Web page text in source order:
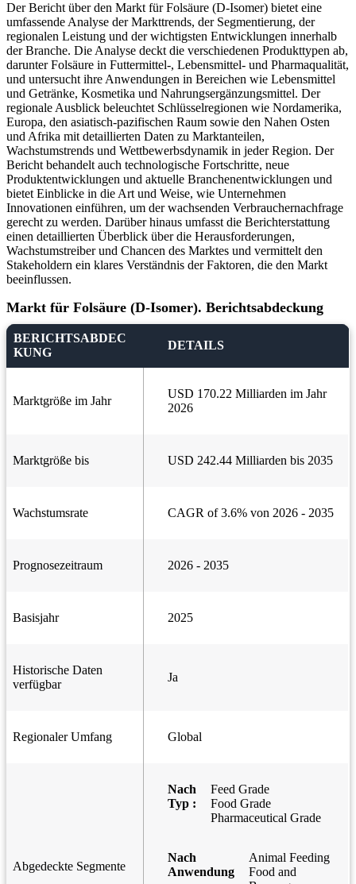
Der Bericht über den Markt für Folsäure (D-Isomer) bietet eine
umfassende Analyse der Markttrends, der Segmentierung, der
regionalen Leistung und der wichtigsten Entwicklungen innerhalb
der Branche. Die Analyse deckt die verschiedenen Produkttypen ab,
darunter Folsäure in Futtermittel-, Lebensmittel- und Pharmaqualität,
und untersucht ihre Anwendungen in Bereichen wie Lebensmittel
und Getränke, Kosmetika und Nahrungsergänzungsmittel. Der
regionale Ausblick beleuchtet Schlüsselregionen wie Nordamerika,
Europa, den asiatisch-pazifischen Raum sowie den Nahen Osten
und Afrika mit detaillierten Daten zu Marktanteilen,
Wachstumstrends und Wettbewerbsdynamik in jeder Region. Der
Bericht behandelt auch technologische Fortschritte, neue
Produktentwicklungen und aktuelle Branchenentwicklungen und
bietet Einblicke in die Art und Weise, wie Unternehmen
Innovationen einführen, um der wachsenden Verbrauchernachfrage
gerecht zu werden. Darüber hinaus umfasst die Berichterstattung
einen detaillierten Überblick über die Herausforderungen,
Wachstumstreiber und Chancen des Marktes und vermittelt den
Stakeholdern ein klares Verständnis der Faktoren, die den Markt
beeinflussen.
Markt für Folsäure (D-Isomer). Berichtsabdeckung
BERICHTSABDEC
KUNG
DETAILS
Marktgröße im Jahr
USD 170.22 Milliarden im Jahr
2026
Marktgröße bis USD 242.44 Milliarden bis 2035
Wachstumsrate CAGR of 3.6% von 2026 - 2035
Prognosezeitraum 2026 - 2035
Basisjahr 2025
Historische Daten
verfügbar
Ja
Regionaler Umfang Global
Abgedeckte Segmente
Nach
Typ :
Feed Grade
Food Grade
Pharmaceutical Grade
Nach
Anwendung
Animal Feeding
Food and